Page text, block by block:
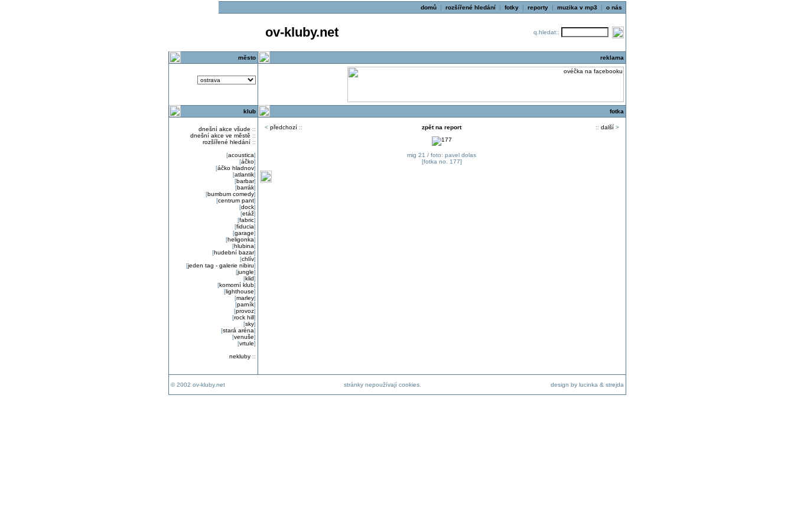
domů| rozšířené hledání| fotky| reporty| muzika v mp3 | o nás
ov-kluby.net q.hledat::
město reklama
klub
dnešní akce všude ::
dnešní akce ve městě ::
rozšířené hledání::
[acoustica]
[áčko]
[áčko hladnov]
[atlantik]
[barbar]
[barrák]
[bumbum comedy]
[centrum pant]
[dock]
[etáž]
[fabric]
[fiducia]
[garage]
[heligonka]
[hlubina]
[hudební bazar]
[chlív]
[jeden tag - galerie nibiru]
[jungle]
[klid]
[komorní klub]
[lighthouse]
[marley]
[parník]
[provoz]
[rock hill]
[sky]
[stará aréna]
[venuše]
[vrtule]
nekluby::
fotka
< předchozí:: zpět na report :: další>
mig 21 / foto: pavel dolas
[fotka no. 177]
© 2002 ov-kluby.net stránky nepoužívají cookies. design by lucinka & strejda